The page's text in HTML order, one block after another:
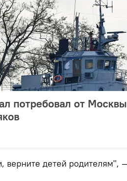
потребовал от
верните детей родителям",